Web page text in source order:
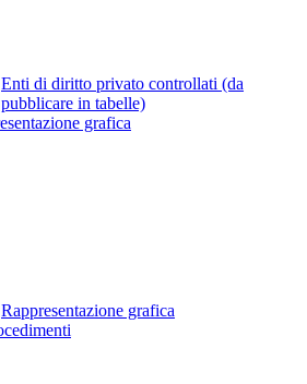
Enti di diritto privato controllati (da
pubblicare in tabelle)
grafica
Rappresentazione grafica